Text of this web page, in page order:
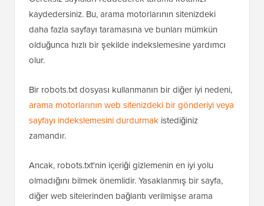
Gereksiz sayfaları reddederek tarama kotanızı
kaydedersiniz. Bu, arama motorlarının sitenizdeki
daha fazla sayfayı taramasına ve bunları mümkün
olur.
Bir robots.txt dosyası kullanmanın bir diğer iyi nedeni,
arama motorlarının web sitenizdeki bir gönderiyi veya
zamandır.
Ancak, robots.txt'nin içeriği gizlemenin en iyi yolu